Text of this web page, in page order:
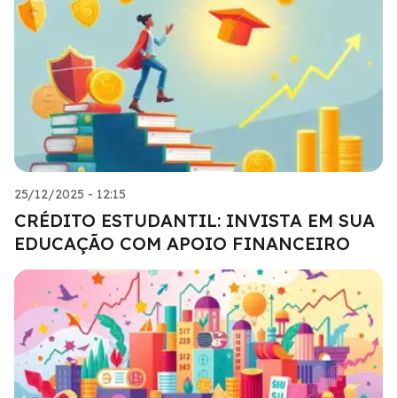
25/12/2025 - 12:15
CRÉDITO ESTUDANTIL: INVISTA EM SUA
EDUCAÇÃO COM APOIO FINANCEIRO